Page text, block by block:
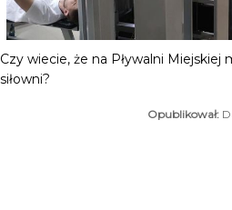
Czy wiecie, że na Pływalni Miejskiej
siłowni?